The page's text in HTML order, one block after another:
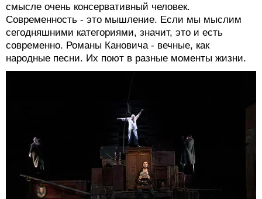
смысле очень консервативный человек.
Современность - это мышление. Если мы мыслим
сегодняшними категориями, значит, это и есть
современно. Романы Кановича - вечные, как
народные песни. Их поют в разные моменты жизни.